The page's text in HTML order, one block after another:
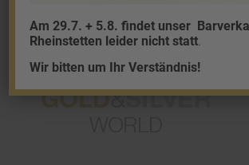
Am 29.7. + 5.8. findet unser
Rheinstetten leider nicht statt.
Wir bitten um Ihr Verständnis!